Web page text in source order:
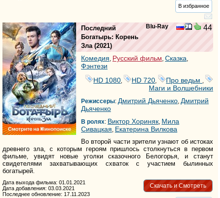
В избранное
Blu-Ray 44
Последний
Богатырь: Корень
Зла(2021)
Комедия Русский фильм Сказка
Фэнтези
HD 1080
HD 720 Про ведьм
Маги и Волшебники
Режиссеры: Дмитрий Дьяченко Дмитрий
Дьяченко
В ролях: Виктор Хориняк Мила
Сивацкая Екатерина Вилкова
Во второй части зрители узнают об истоках
древнего зла, с которым героям пришлось столкнуться в первом
фильме, увидят новые уголки сказочного Белогорья, и станут
свидетелями захватывающих схваток с участием былинных
богатырей.
Скачать и Смотреть
Дата выхода фильма: 01.01.2021
Дата добавления: 03.03.2021
Последнее обновление: 17.11.2023